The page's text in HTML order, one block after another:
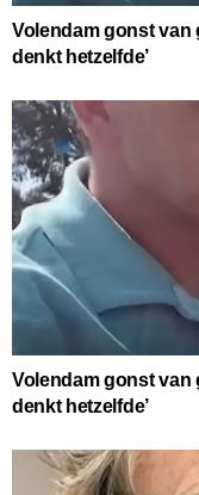
Volendam gonst van
denkt hetzelfde’
Volendam gonst van
denkt hetzelfde’